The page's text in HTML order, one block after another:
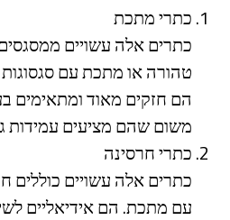
כתרי מתכת
כתרים אלה עשויים
טהורה או מתכת עם
הם חזקים מאוד ומתאימים
משום שהם מציעים עמידות
כתרי חרסינה
כתרים אלה עשויים כוללים
עם מתכת. הם אידיאליים